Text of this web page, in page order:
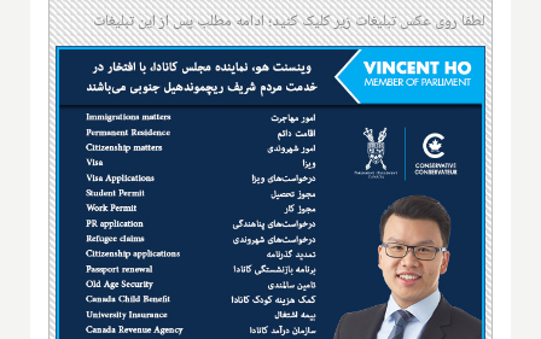
لطفا روی عکس تبلیغات زیر کلیک کنید؛ ادامه مطلب پس از این تبلیغات